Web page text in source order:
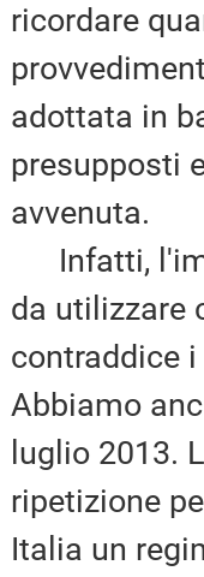
ricordare
adottata in
presupposti
avvenuta.
Infatti,
da utilizzare
contraddice
Abbiamo
luglio 2013.
ripetizione
Italia un